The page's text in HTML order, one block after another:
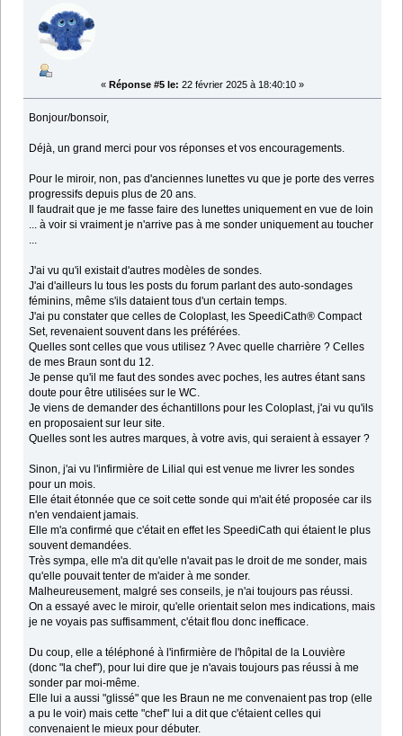
« Réponse #5 le: 22 février 2025 à 18:40:10 »
Bonjour/bonsoir,
Déjà, un grand merci pour vos réponses et vos encouragements.
Pour le miroir, non, pas d'anciennes lunettes vu que je porte des verres
progressifs depuis plus de 20 ans.
Il faudrait que je me fasse faire des lunettes uniquement en vue de loin
... à voir si vraiment je n'arrive pas à me sonder uniquement au toucher
...
J'ai vu qu'il existait d'autres modèles de sondes.
J'ai d'ailleurs lu tous les posts du forum parlant des auto-sondages
féminins, même s'ils dataient tous d'un certain temps.
J'ai pu constater que celles de Coloplast, les SpeediCath® Compact
Set, revenaient souvent dans les préférées.
Quelles sont celles que vous utilisez ? Avec quelle charrière ? Celles
de mes Braun sont du 12.
Je pense qu'il me faut des sondes avec poches, les autres étant sans
doute pour être utilisées sur le WC.
Je viens de demander des échantillons pour les Coloplast, j'ai vu qu'ils
en proposaient sur leur site.
Quelles sont les autres marques, à votre avis, qui seraient à essayer ?
Sinon, j'ai vu l'infirmière de Lilial qui est venue me livrer les sondes
pour un mois.
Elle était étonnée que ce soit cette sonde qui m'ait été proposée car ils
n'en vendaient jamais.
Elle m'a confirmé que c'était en effet les SpeediCath qui étaient le plus
souvent demandées.
Très sympa, elle m'a dit qu'elle n'avait pas le droit de me sonder, mais
qu'elle pouvait tenter de m'aider à me sonder.
Malheureusement, malgré ses conseils, je n'ai toujours pas réussi.
On a essayé avec le miroir, qu'elle orientait selon mes indications, mais
je ne voyais pas suffisamment, c'était flou donc inefficace.
Du coup, elle a téléphoné à l'infirmière de l'hôpital de la Louvière
(donc "la chef"), pour lui dire que je n'avais toujours pas réussi à me
sonder par moi-même.
Elle lui a aussi "glissé" que les Braun ne me convenaient pas trop (elle
a pu le voir) mais cette "chef" lui a dit que c'étaient celles qui
convenaient le mieux pour débuter.